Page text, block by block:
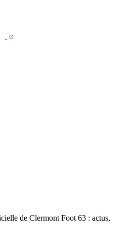
de Clermont Foot 63 : actus,